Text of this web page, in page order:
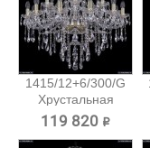
1415/12+6/300/G
Хрустальная
подвесная...
119 820 ₽